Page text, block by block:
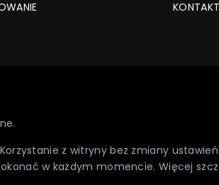
z witryny bez zmiany
w każdym momencie. Więcej